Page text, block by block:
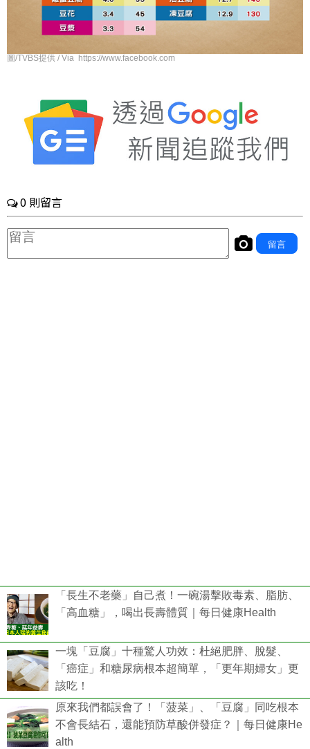
圖/TVBS提供 / Via https://www.facebook.com
「長生不老藥」自己煮！一碗湯擊敗毒素、脂肪、
「高血糖」，喝出長壽體質｜每日健康Health
一塊「豆腐」十種驚人功效：杜絕肥胖、脫髮、
「癌症」和糖尿病根本超簡單，「更年期婦女」更
該吃！
原來我們都誤會了！「菠菜」、「豆腐」同吃根本
不會長結石，還能預防草酸併發症？｜每日健康He
alth